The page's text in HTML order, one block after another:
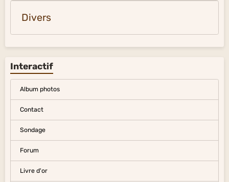
Divers
Interactif
Album photos
Contact
Sondage
Forum
Livre d'or